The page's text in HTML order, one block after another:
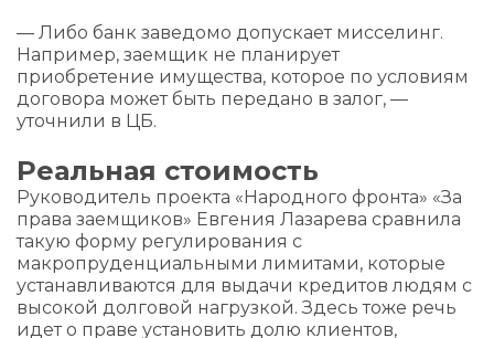
— Либо банк заведомо допускает мисселинг.
Например, заемщик не планирует
приобретение имущества, которое по условиям
договора может быть передано в залог, —
уточнили в ЦБ.
Реальная стоимость
Руководитель проекта «Народного фронта» «За
права заемщиков» Евгения Лазарева сравнила
такую форму регулирования с
макропруденциальными лимитами, которые
устанавливаются для выдачи кредитов людям с
высокой долговой нагрузкой. Здесь тоже речь
идет о праве установить долю клиентов,